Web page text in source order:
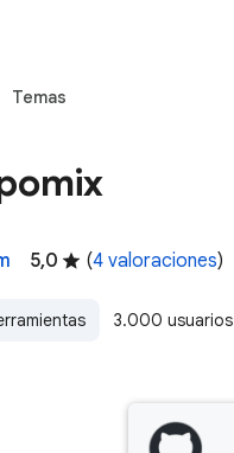
Temas
5,0 (4 valoraciones)
3.000 usuarios